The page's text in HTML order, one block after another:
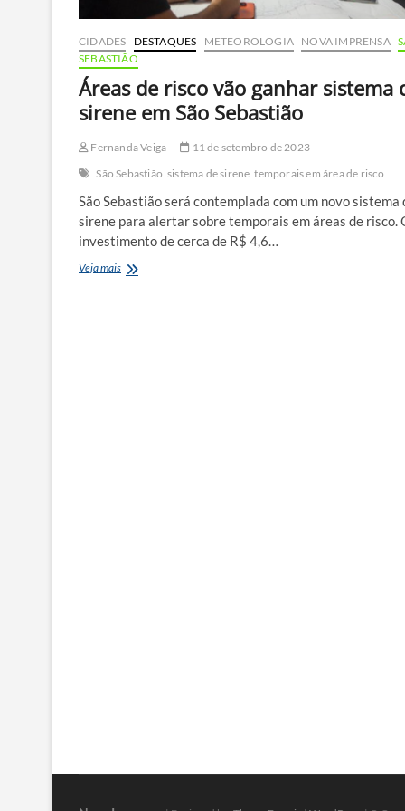
CIDADES DESTAQUES METEOROLOGIA NOVA IMPRENSA
SEBASTIÃO
Áreas de risco vão ganhar sistema
sirene em São Sebastião
Fernanda Veiga
11 de setembro de 2023
São Sebastião sistema de sirene temporais em área de risco
São Sebastião será contemplada com um novo sistema
sirene para alertar sobre temporais em áreas de risco.
investimento de cerca de R$ 4,6…
Veja maisÁreas